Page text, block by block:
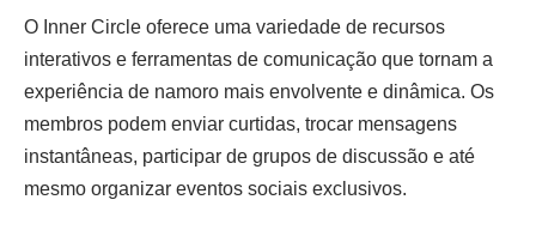
O Inner Circle oferece uma variedade de recursos
interativos e ferramentas de comunicação que tornam a
experiência de namoro mais envolvente e dinâmica. Os
membros podem enviar curtidas, trocar mensagens
instantâneas, participar de grupos de discussão e até
mesmo organizar eventos sociais exclusivos.